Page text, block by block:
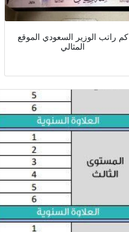
كم راتب الوزير السعودي الموقع
المثالي